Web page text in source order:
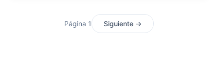
Página 1 Siguiente →